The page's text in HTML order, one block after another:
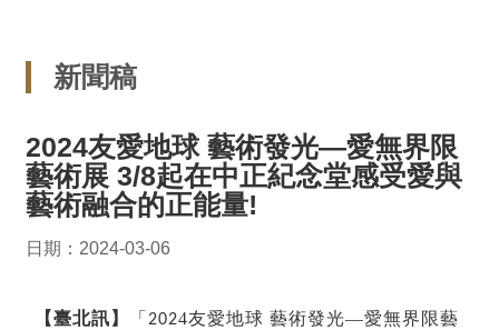
新聞稿
2024友愛地球 藝術發光—愛無界限
藝術展 3/8起在中正紀念堂感受愛與
藝術融合的正能量!
日期：2024-03-06
【臺北訊】 「 2024友愛地球 藝術發光—愛無界限藝